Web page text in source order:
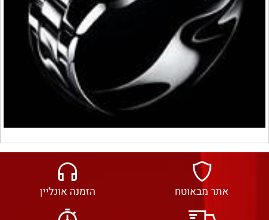
אתר מבאוטח הזמנה אונליין